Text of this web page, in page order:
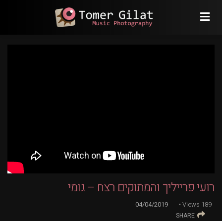
רועי פרייליך והמתוקים רצח – גומי
189
Views
04/04/2019
SHARE